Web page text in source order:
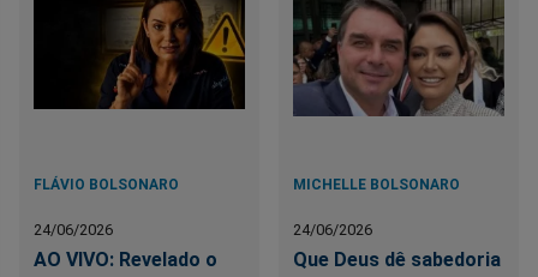
FLÁVIO BOLSONARO
24/06/2026
AO VIVO: Revelado o
MICHELLE BOLSONARO
24/06/2026
Que Deus dê sabedoria